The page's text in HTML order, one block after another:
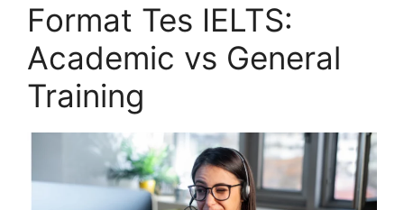
Format Tes IELTS:
Academic vs General
Training